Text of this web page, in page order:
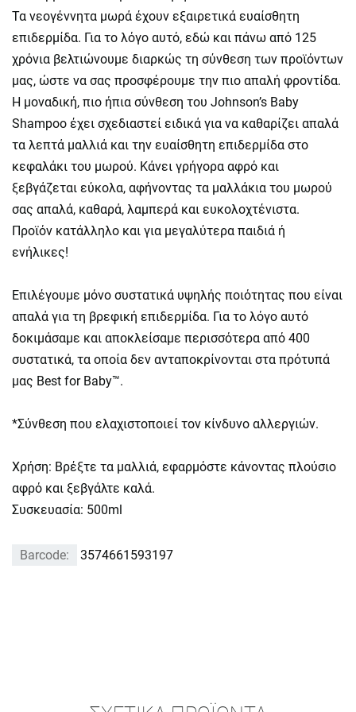
Τα νεογέννητα μωρά έχουν εξαιρετικά ευαίσθητη
επιδερμίδα. Για το λόγο αυτό, εδώ και πάνω από 125
χρόνια βελτιώνουμε διαρκώς τη σύνθεση των προϊόντων
μας, ώστε να σας προσφέρουμε την πιο απαλή φροντίδα.
Η μοναδική, πιο ήπια σύνθεση του Johnson’s Baby
Shampoo έχει σχεδιαστεί ειδικά για να καθαρίζει απαλά
τα λεπτά μαλλιά και την ευαίσθητη επιδερμίδα στο
κεφαλάκι του μωρού. Κάνει γρήγορα αφρό και
ξεβγάζεται εύκολα, αφήνοντας τα μαλλάκια του μωρού
σας απαλά, καθαρά, λαμπερά και ευκολοχτένιστα.
Προϊόν κατάλληλο και για μεγαλύτερα παιδιά ή
ενήλικες!
Επιλέγουμε μόνο συστατικά υψηλής ποιότητας που είναι
απαλά για τη βρεφική επιδερμίδα. Για το λόγο αυτό
δοκιμάσαμε και αποκλείσαμε περισσότερα από 400
συστατικά, τα οποία δεν ανταποκρίνονται στα πρότυπά
μας Best for Baby™.
*Σύνθεση που ελαχιστοποιεί τον κίνδυνο αλλεργιών.
Χρήση: Βρέξτε τα μαλλιά, εφαρμόστε κάνοντας πλούσιο
αφρό και ξεβγάλτε καλά.
Συσκευασία: 500ml
Barcode: 3574661593197